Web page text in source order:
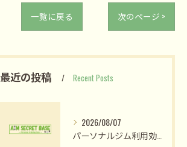
一覧に戻る 次のページ >
最近の投稿 Recent Posts
2026/08/07